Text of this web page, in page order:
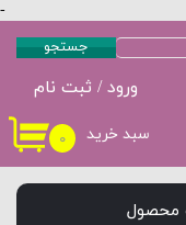
-
۰ سبد خرید
ورود / ثبت نام
جستجو
محصول